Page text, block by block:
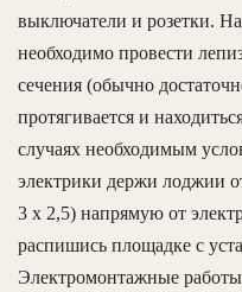
выключатели и розетки.
необходимо провести
сечения (обычно
протягивается и
случаях необходимым
электрики держи лоджии
3 х 2,5) напрямую от
распишись площадке с
Электромонтажные